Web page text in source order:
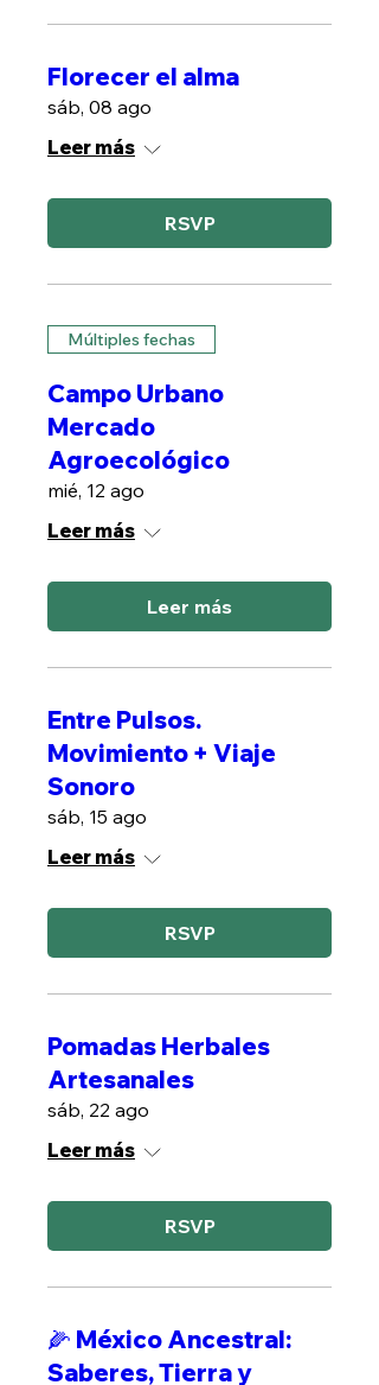
Florecer el alma
sáb, 08 ago
Leer más
RSVP
Múltiples fechas
Campo Urbano
Mercado
Agroecológico
mié, 12 ago
Leer más
Leer más
Entre Pulsos.
Movimiento + Viaje
Sonoro
sáb, 15 ago
Leer más
RSVP
Pomadas Herbales
Artesanales
sáb, 22 ago
Leer más
RSVP
🌽 México Ancestral:
Saberes, Tierra y